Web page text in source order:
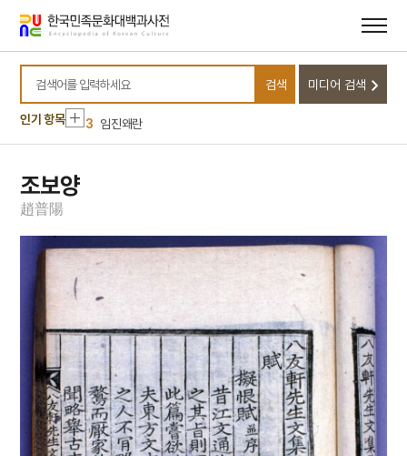
바로가기
바로가기
검색어를 입력하세요
검색 미디어 검색
인기 항목
10 송곡대학교
1 화엄사 강희61년명 종
2 대정실업친목회
3 임진왜란
4
화엄사 사사자석탑 앞 석등
8 서경천도론
9
송곡대학교
1 화엄사 강희61년명 종
2
대정실업친목회
3 임진왜란
4
화엄사 사사자석탑 앞 석등
5 김범우
조보양
趙普陽